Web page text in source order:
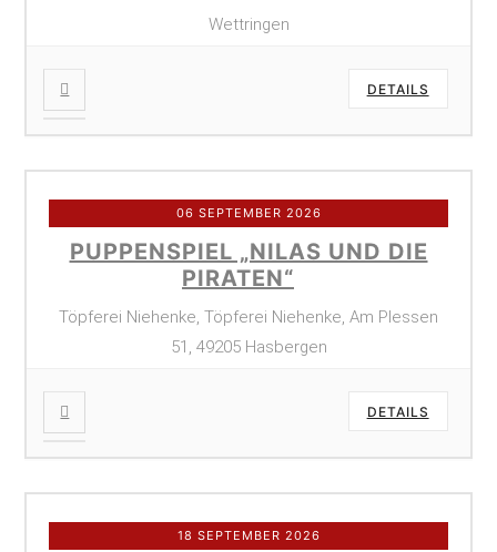
Wettringen
DETAILS
06 SEPTEMBER 2026
PUPPENSPIEL „NILAS UND DIE
PIRATEN“
Töpferei Niehenke, Töpferei Niehenke, Am Plessen
51, 49205 Hasbergen
DETAILS
18 SEPTEMBER 2026